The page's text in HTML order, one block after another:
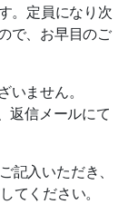
。定員になり次
で、お早目のご
いません。
返信メールにて
記入いただき、
ください。